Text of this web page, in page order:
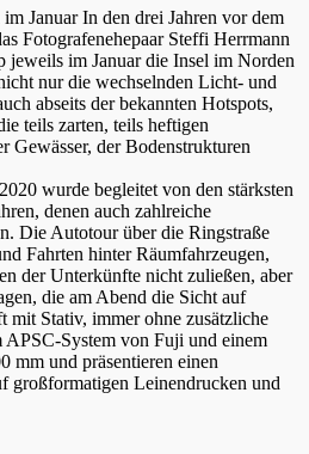
Januar In den drei Jahren vor dem
Fotografenehepaar Steffi Herrmann
jeweils im Januar die Insel im Norden
nur die wechselnden Licht- und
abseits der bekannten Hotspots,
teils zarten, teils heftigen
Gewässer, der Bodenstrukturen
wurde begleitet von den stärksten
denen auch zahlreiche
Die Autotour über die Ringstraße
Fahrten hinter Räumfahrzeugen,
der Unterkünfte nicht zuließen, aber
die am Abend die Sicht auf
mit Stativ, immer ohne zusätzliche
APSC-System von Fuji und einem
mm und präsentieren einen
großformatigen Leinendrucken und